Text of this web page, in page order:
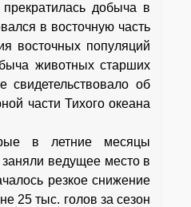
добыча в
в восточную часть
восточных популяций
животных старших
свидетельствовало об
части Тихого океана
в летние месяцы
ведущее место в
резкое снижение
25 тыс. голов за сезон